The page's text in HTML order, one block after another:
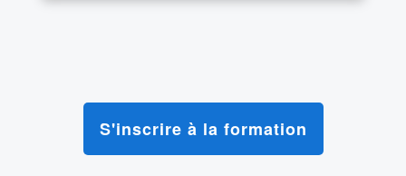
S'inscrire à la formation